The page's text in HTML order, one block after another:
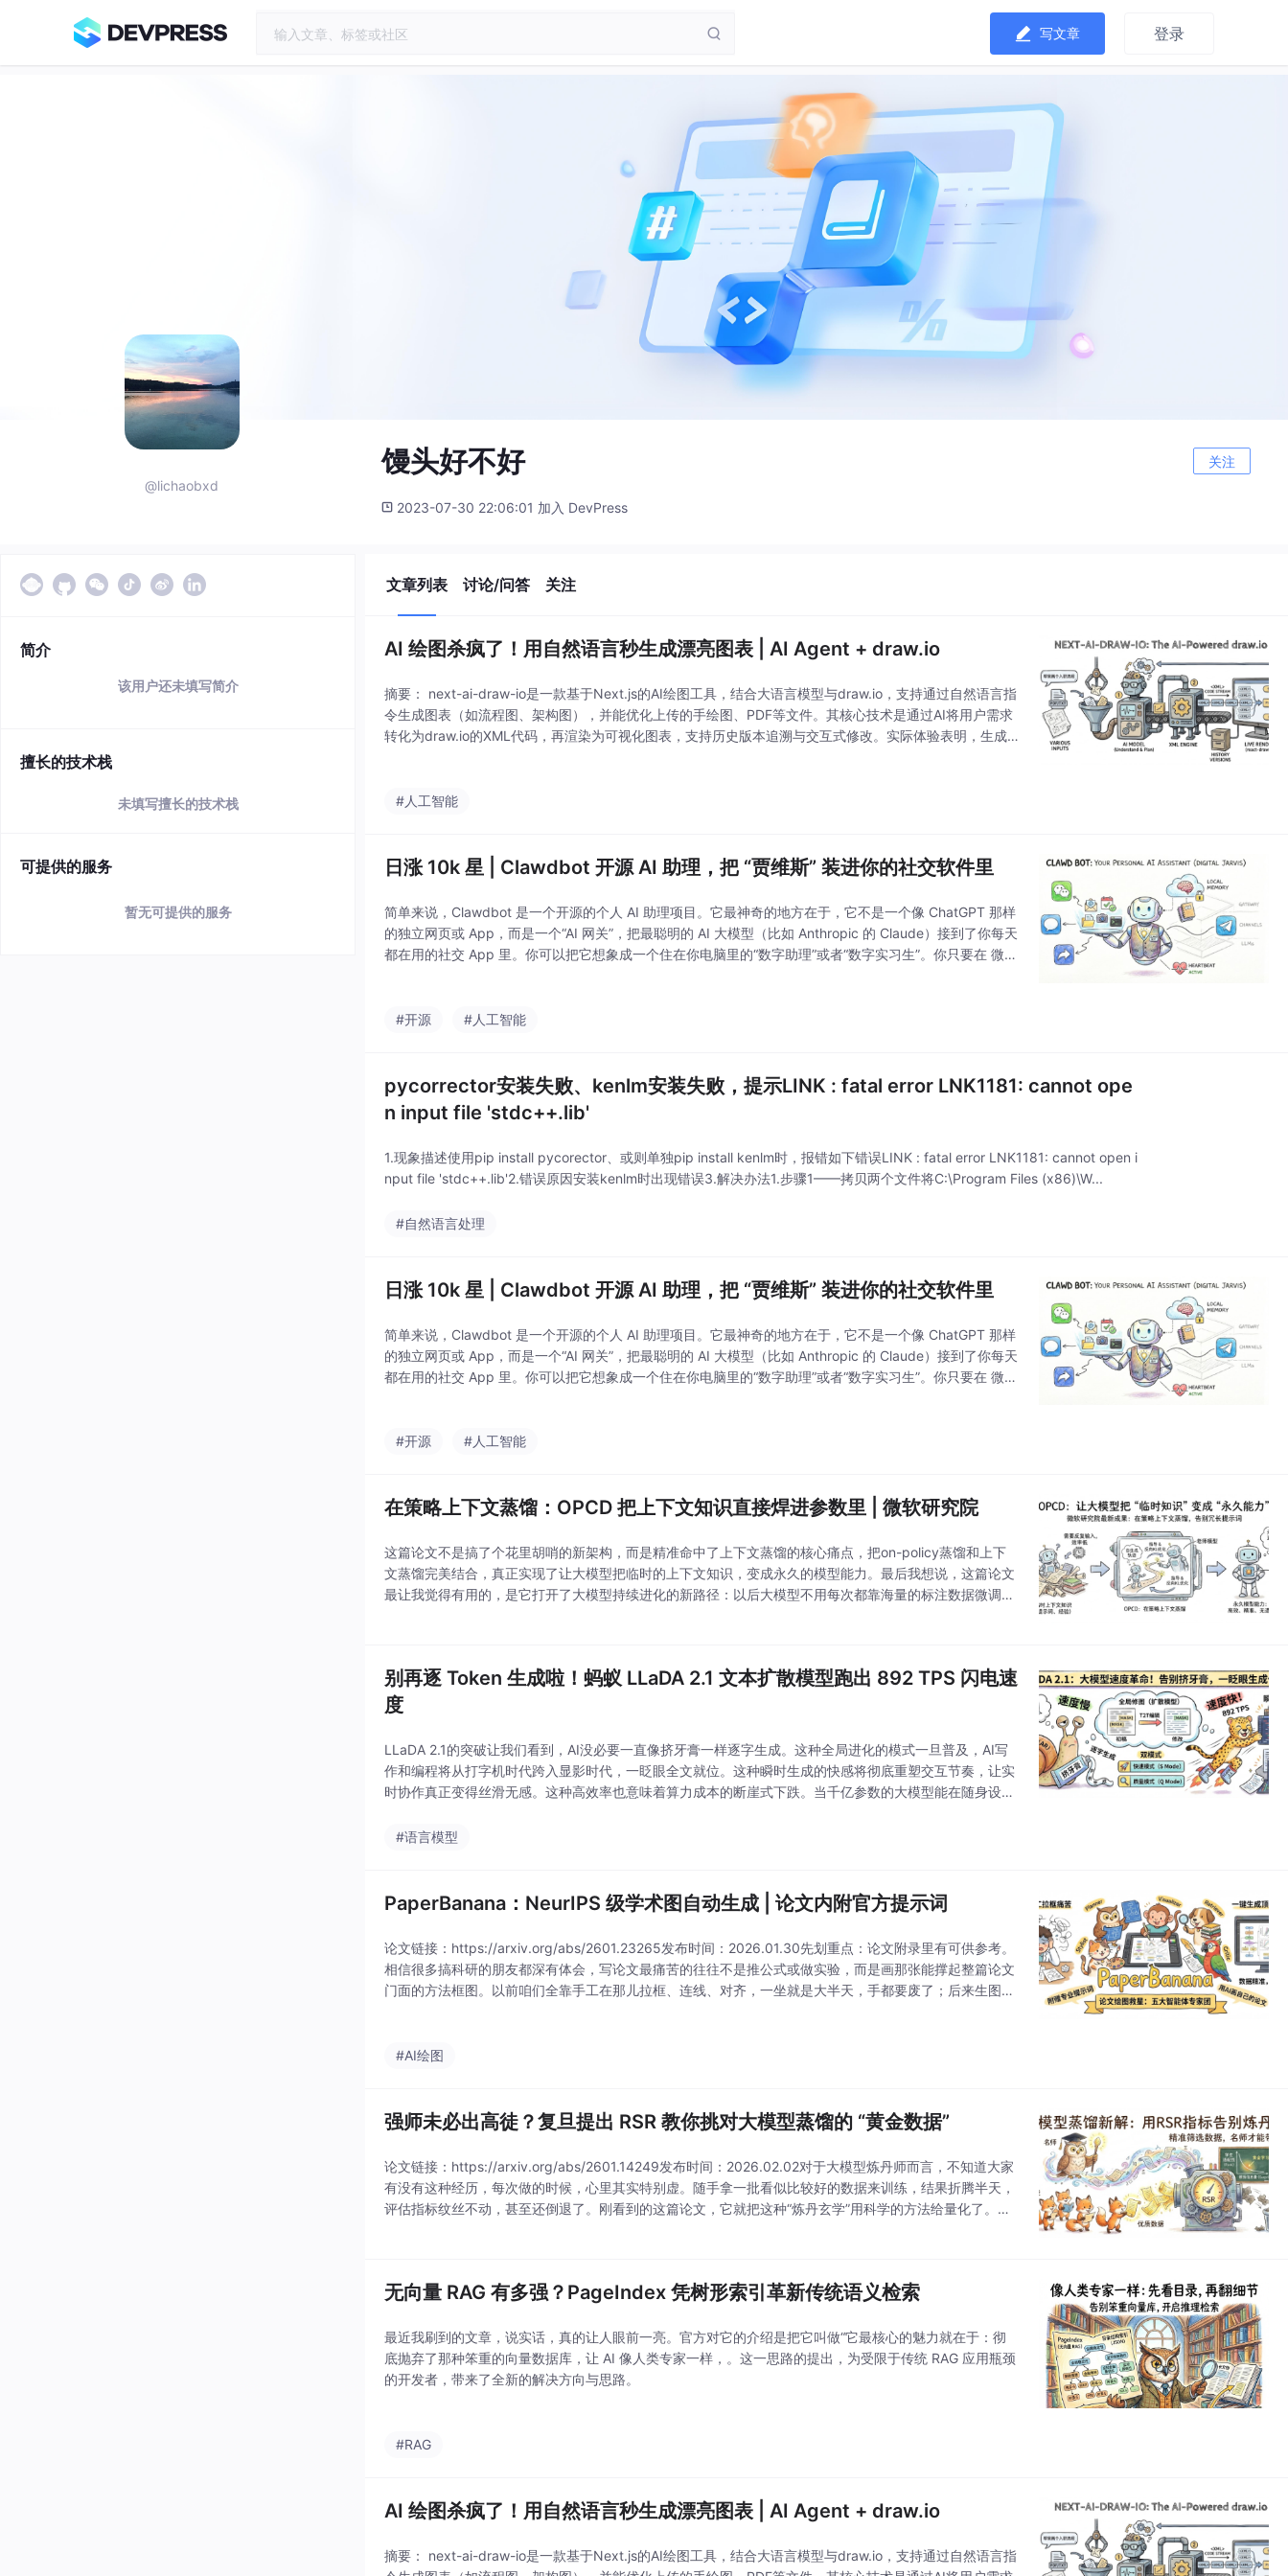
写文章 登录
@lichaobxd
馒头好不好 关注
2023-07-30 22:06:01 加入 DevPress
简介
该用户还未填写简介
擅长的技术栈
未填写擅长的技术栈
可提供的服务
暂无可提供的服务
文章列表 讨论/问答 关注
AI 绘图杀疯了！用自然语言秒生成漂亮图表 | AI Agent + draw.io
摘要： next-ai-draw-io是一款基于Next.js的AI绘图工具，结合大语言模型与draw.io，支持通过自然语言指
令生成图表（如流程图、架构图），并能优化上传的手绘图、PDF等文件。其核心技术是通过AI将用户需求
转化为draw.io的XML代码，再渲染为可视化图表，支持历史版本追溯与交互式修改。实际体验表明，生成
#人工智能
日涨 10k 星 | Clawdbot 开源 AI 助理，把 “贾维斯” 装进你的社交软件里
简单来说，Clawdbot 是一个开源的个人 AI 助理项目。它最神奇的地方在于，它不是一个像 ChatGPT 那样
的独立网页或 App，而是一个“AI 网关”，把最聪明的 AI 大模型（比如 Anthropic 的 Claude）接到了你每天
都在用的社交 App 里。你可以把它想象成一个住在你电脑里的“数字助理”或者“数字实习生”。你只要在 微信
#开源 #人工智能
pycorrector安装失败、kenlm安装失败，提示LINK : fatal error LNK1181: cannot ope
n input file 'stdc++.lib'
1.现象描述使用pip install pycorector、或则单独pip install kenlm时，报错如下错误LINK : fatal error LNK1181: cannot open i
nput file 'stdc++.lib'2.错误原因安装kenlm时出现错误3.解决办法1.步骤1——拷贝两个文件将C:\Program Files (x86)\W...
#自然语言处理
日涨 10k 星 | Clawdbot 开源 AI 助理，把 “贾维斯” 装进你的社交软件里
简单来说，Clawdbot 是一个开源的个人 AI 助理项目。它最神奇的地方在于，它不是一个像 ChatGPT 那样
的独立网页或 App，而是一个“AI 网关”，把最聪明的 AI 大模型（比如 Anthropic 的 Claude）接到了你每天
都在用的社交 App 里。你可以把它想象成一个住在你电脑里的“数字助理”或者“数字实习生”。你只要在 微信
#开源 #人工智能
在策略上下文蒸馏：OPCD 把上下文知识直接焊进参数里 | 微软研究院
这篇论文不是搞了个花里胡哨的新架构，而是精准命中了上下文蒸馏的核心痛点，把on-policy蒸馏和上下
文蒸馏完美结合，真正实现了让大模型把临时的上下文知识，变成永久的模型能力。最后我想说，这篇论文
最让我觉得有用的，是它打开了大模型持续进化的新路径：以后大模型不用每次都靠海量的标注数据微调，
别再逐 Token 生成啦！蚂蚁 LLaDA 2.1 文本扩散模型跑出 892 TPS 闪电速
度
LLaDA 2.1的突破让我们看到，AI没必要一直像挤牙膏一样逐字生成。这种全局进化的模式一旦普及，AI写
作和编程将从打字机时代跨入显影时代，一眨眼全文就位。这种瞬时生成的快感将彻底重塑交互节奏，让实
时协作真正变得丝滑无感。这种高效率也意味着算力成本的断崖式下跌。当千亿参数的大模型能在随身设备
#语言模型
PaperBanana：NeurIPS 级学术图自动生成 | 论文内附官方提示词
论文链接：https://arxiv.org/abs/2601.23265发布时间：2026.01.30先划重点：论文附录里有可供参考。
相信很多搞科研的朋友都深有体会，写论文最痛苦的往往不是推公式或做实验，而是画那张能撑起整篇论文
门面的方法框图。以前咱们全靠手工在那儿拉框、连线、对齐，一坐就是大半天，手都要废了；后来生图大
#AI绘图
强师未必出高徒？复旦提出 RSR 教你挑对大模型蒸馏的 “黄金数据”
论文链接：https://arxiv.org/abs/2601.14249发布时间：2026.02.02对于大模型炼丹师而言，不知道大家
有没有这种经历，每次做的时候，心里其实特别虚。随手拿一批看似比较好的数据来训练，结果折腾半天，
评估指标纹丝不动，甚至还倒退了。刚看到的这篇论文，它就把这种“炼丹玄学”用科学的方法给量化了。我
无向量 RAG 有多强？PageIndex 凭树形索引革新传统语义检索
最近我刷到的文章，说实话，真的让人眼前一亮。官方对它的介绍是把它叫做“它最核心的魅力就在于：彻
底抛弃了那种笨重的向量数据库，让 AI 像人类专家一样，。这一思路的提出，为受限于传统 RAG 应用瓶颈
的开发者，带来了全新的解决方向与思路。
#RAG
AI 绘图杀疯了！用自然语言秒生成漂亮图表 | AI Agent + draw.io
摘要： next-ai-draw-io是一款基于Next.js的AI绘图工具，结合大语言模型与draw.io，支持通过自然语言指